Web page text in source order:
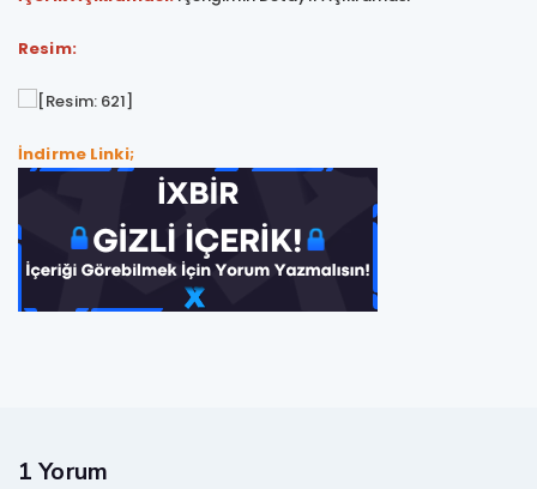
Resim:
İndirme Linki;
1 Yorum